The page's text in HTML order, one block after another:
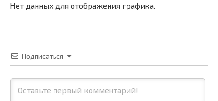
Нет данных для отображения графика.
Подписаться